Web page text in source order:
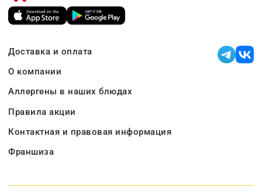
Доставка и оплата
О компании
Аллергены в наших блюдах
Правила акции
Контактная и правовая информация
Франшиза